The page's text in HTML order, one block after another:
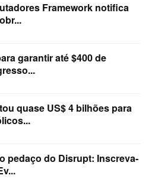
Framework notifica
garantir até $400 de
quase US$ 4 bilhões para
pedaço do Disrupt: Inscreva-